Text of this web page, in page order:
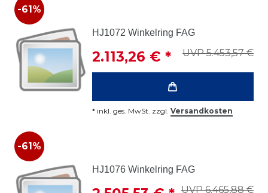
-61%
HJ1072 Winkelring FAG
UVP 5.453,57 €
2.113,26 € *
* inkl. ges. MwSt. zzgl. Versandkosten
-61%
HJ1076 Winkelring FAG
UVP 6.465,88 €